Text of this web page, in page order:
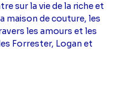
sur la vie de la riche et
maison de couture, les
les amours et les
Forrester, Logan et
la fiche diffusion